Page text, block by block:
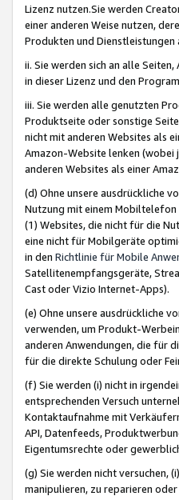
Lizenz nutzen.Sie werden
einer anderen Weise nutzen,
Produkten und
ii. Sie werden sich an alle
in dieser Lizenz und den
iii. Sie werden alle genutzten
Produktseite oder sonstige
nicht mit anderen Websites als
Amazon-Website lenken (wobei
anderen Websites als einer
(d) Ohne unsere ausdrückliche
Nutzung mit einem
(1) Websites, die nicht für die
eine nicht für Mobilgeräte
in den Richtlinie für Mobile
Satellitenempfangsgeräte,
Cast oder Vizio Internet-Apps).
(e) Ohne unsere ausdrückliche
verwenden, um Produkt-
anderen Anwendungen, die für
für die direkte Schulung oder
(f) Sie werden (i) nicht in
entsprechenden Versuch
Kontaktaufnahme mit
API, Datenfeeds,
Eigentumsrechte oder
(g) Sie werden nicht versuchen,
manipulieren, zu reparieren